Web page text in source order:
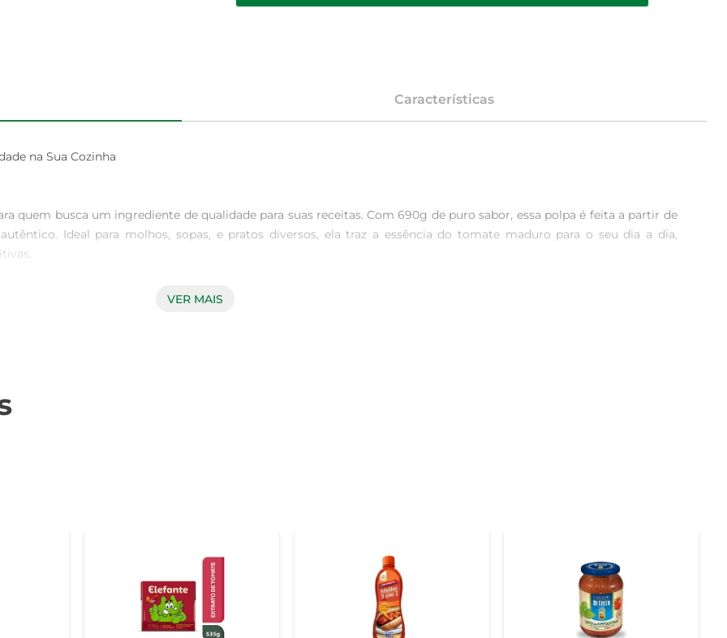
Características
na Sua Cozinha
quem busca um ingrediente de qualidade para suas receitas. Com 690g de puro sabor, essa polpa é feita a partir de
Ideal para molhos, sopas, e pratos diversos, ela traz a essência do tomate maduro para o seu dia a dia,
um simples molho de tomate para a massa até um sofisticado ragú para carnes. Além disso, pode ser utilizada em
VER MAIS